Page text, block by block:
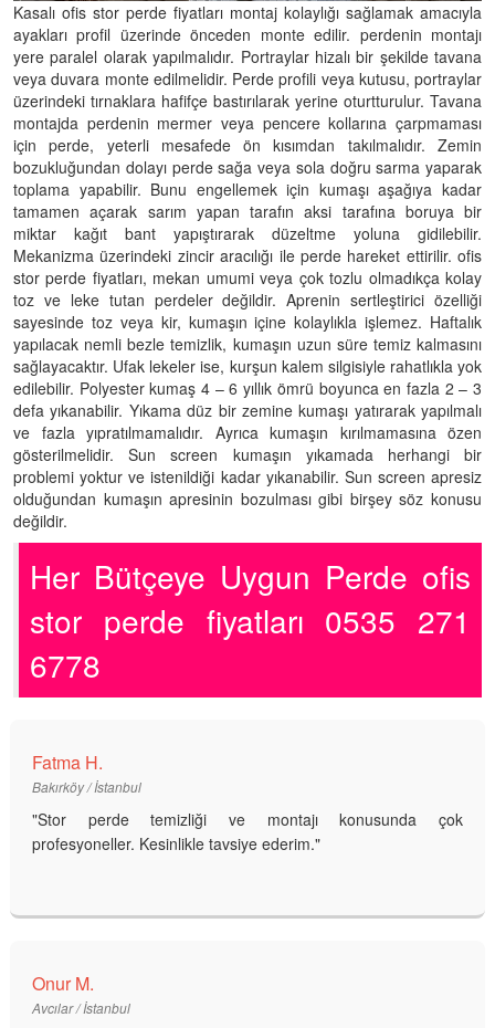
Kasalı ofis stor perde fiyatları montaj kolaylığı sağlamak amacıyla
ayakları profil üzerinde önceden monte edilir. perdenin montajı
yere paralel olarak yapılmalıdır. Portraylar hizalı bir şekilde tavana
veya duvara monte edilmelidir. Perde profili veya kutusu, portraylar
üzerindeki tırnaklara hafifçe bastırılarak yerine oturtturulur. Tavana
montajda perdenin mermer veya pencere kollarına çarpmaması
için perde, yeterli mesafede ön kısımdan takılmalıdır. Zemin
bozukluğundan dolayı perde sağa veya sola doğru sarma yaparak
toplama yapabilir. Bunu engellemek için kumaşı aşağıya kadar
tamamen açarak sarım yapan tarafın aksi tarafına boruya bir
miktar kağıt bant yapıştırarak düzeltme yoluna gidilebilir.
Mekanizma üzerindeki zincir aracılığı ile perde hareket ettirilir. ofis
stor perde fiyatları, mekan umumi veya çok tozlu olmadıkça kolay
toz ve leke tutan perdeler değildir. Aprenin sertleştirici özelliği
sayesinde toz veya kir, kumaşın içine kolaylıkla işlemez. Haftalık
yapılacak nemli bezle temizlik, kumaşın uzun süre temiz kalmasını
sağlayacaktır. Ufak lekeler ise, kurşun kalem silgisiyle rahatlıkla yok
edilebilir. Polyester kumaş 4 – 6 yıllık ömrü boyunca en fazla 2 – 3
defa yıkanabilir. Yıkama düz bir zemine kumaşı yatırarak yapılmalı
ve fazla yıpratılmamalıdır. Ayrıca kumaşın kırılmamasına özen
gösterilmelidir. Sun screen kumaşın yıkamada herhangi bir
problemi yoktur ve istenildiği kadar yıkanabilir. Sun screen apresiz
olduğundan kumaşın apresinin bozulması gibi birşey söz konusu
değildir.
Her Bütçeye Uygun Perde ofis
stor perde fiyatları 0535 271
6778
Fatma H.
Bakırköy / İstanbul
"Stor perde temizliği ve montajı konusunda çok
profesyoneller. Kesinlikle tavsiye ederim."
Onur M.
Avcılar / İstanbul